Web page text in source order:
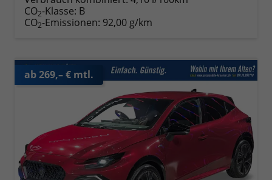
CO2-Klasse: B
CO2-Emissionen: 92,00 g/km
ab 269,– € mtl.